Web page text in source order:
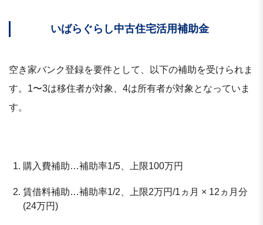
いばらぐらし中古住宅活用補助金
空き家バンク登録を要件として、以下の補助を受けられま
す。1〜3は移住者が対象、4は所有者が対象となっていま
す。
購入費補助…補助率1/5、上限100万円
賃借料補助…補助率1/2、上限2万円/1ヵ月 × 12ヵ月分
(24万円)